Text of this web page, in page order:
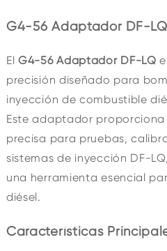
G4-56 Adaptador DF-LQ
ElG4-56 Adaptador DF-LQ
precisión diseñado para
inyección de combustible
Este adaptador
precisa para pruebas,
sistemas de inyección DF-
una herramienta esencial
diésel.
Características